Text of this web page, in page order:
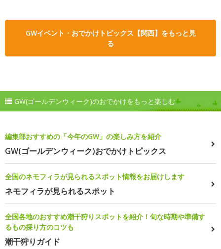
GWイベント・おでかけトピックス【関西】をもっと見
る
GW(ゴールデンウィーク)のおでかけをもっと楽しむ
編集部おすすめの「今年のGW」の楽しみ方を紹介
GW(ゴールデンウィーク)おでかけトピックス
全国のネモフィラが見られるスポット情報をお届けします
ネモフィラが見られるスポット
全国各地のおすすめ潮干狩りスポットを紹介！旬な時期や準備す
るもの採り方のコツも
潮干狩りガイド